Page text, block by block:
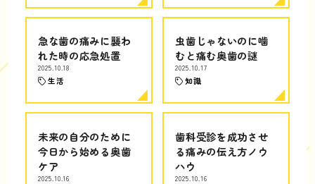
急な歯の痛みに襲わ
れた時の応急処置
2025.10.18
生活
虫歯じゃないのに噛
むと痛む奥歯の謎
2025.10.17
知識
未来の自分のために
今日から始める奥歯
ケア
2025.10.16
歯科受診を成功させ
る痛みの伝え方ノウ
ハウ
2025.10.16